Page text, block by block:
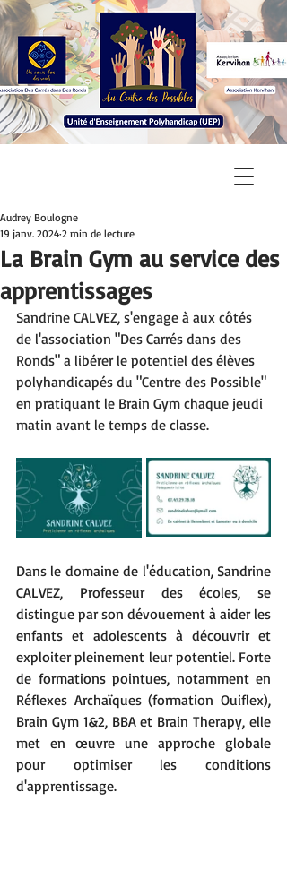
La Brain Gym au service des
apprentissages
Audrey Boulogne
19 janv. 2024 2 min de lecture
Sandrine CALVEZ, s'engage à aux côtés
de l'association "Des Carrés dans des
Ronds" a libérer le potentiel des élèves
polyhandicapés du "Centre des Possible"
en pratiquant le Brain Gym chaque jeudi
matin avant le temps de classe.
Dans le domaine de l'éducation, Sandrine
CALVEZ, Professeur des écoles, se
distingue par son dévouement à aider les
enfants et adolescents à découvrir et
exploiter pleinement leur potentiel. Forte
de formations pointues, notamment en
Réflexes Archaïques (formation Ouiflex),
Brain Gym 1&2, BBA et Brain Therapy, elle
met en œuvre une approche globale
pour optimiser les conditions
d'apprentissage.